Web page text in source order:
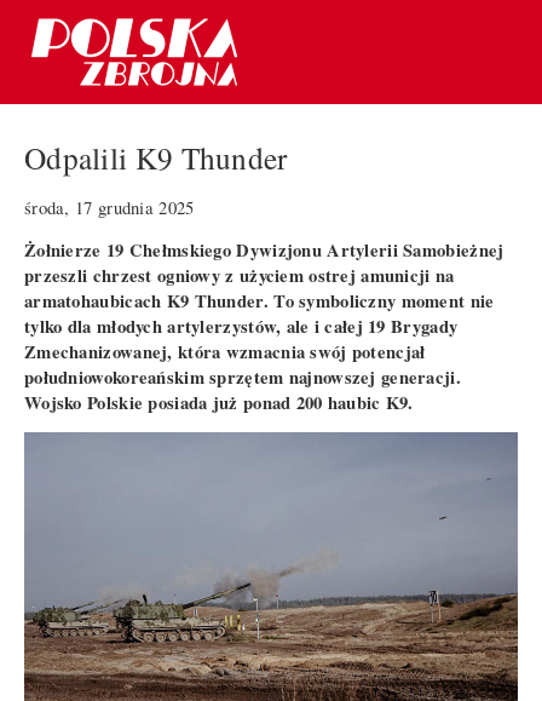
Odpalili K9 Thunder
środa, 17 grudnia 2025
Żołnierze 19 Chełmskiego Dywizjonu Artylerii Samobieżnej
przeszli chrzest ogniowy z użyciem ostrej amunicji na
armatohaubicach K9 Thunder. To symboliczny moment nie
tylko dla młodych artylerzystów, ale i całej 19 Brygady
Zmechanizowanej, która wzmacnia swój potencjał
południowokoreańskim sprzętem najnowszej generacji.
Wojsko Polskie posiada już ponad 200 haubic K9.